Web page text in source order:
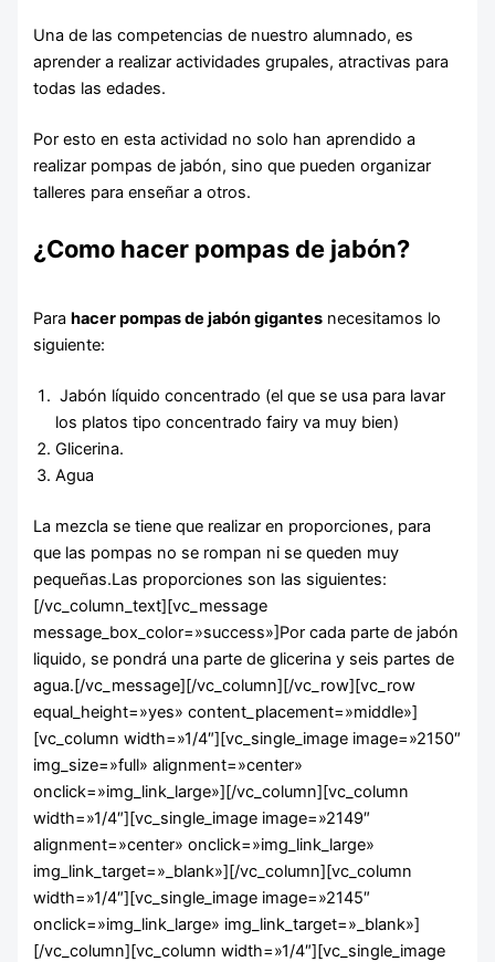
Una de las competencias de nuestro alumnado, es
aprender a realizar actividades grupales, atractivas para
todas las edades.
Por esto en esta actividad no solo han aprendido a
realizar pompas de jabón, sino que pueden organizar
talleres para enseñar a otros.
¿Como hacer pompas de jabón?
Parahacer pompas de jabón gigantes necesitamos lo
siguiente:
Jabón líquido concentrado (el que se usa para lavar
los platos tipo concentrado fairy va muy bien)
Glicerina.
Agua
La mezcla se tiene que realizar en proporciones, para
que las pompas no se rompan ni se queden muy
pequeñas.Las proporciones son las siguientes:
[/vc_column_text][vc_message
message_box_color=»success»]Por cada parte de jabón
liquido, se pondrá una parte de glicerina y seis partes de
agua.[/vc_message][/vc_column][/vc_row][vc_row
equal_height=»yes» content_placement=»middle»]
[vc_column width=»1/4″][vc_single_image image=»2150″
img_size=»full» alignment=»center»
onclick=»img_link_large»][/vc_column][vc_column
width=»1/4″][vc_single_image image=»2149″
alignment=»center» onclick=»img_link_large»
img_link_target=»_blank»][/vc_column][vc_column
width=»1/4″][vc_single_image image=»2145″
onclick=»img_link_large» img_link_target=»_blank»]
[/vc_column][vc_column width=»1/4″][vc_single_image